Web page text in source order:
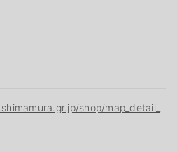
shop/map_detail_